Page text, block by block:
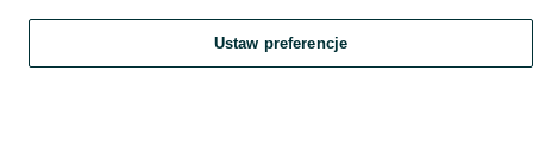
Szukaj Obserwujesz Dodaj Czat Konto
Ustaw preferencje